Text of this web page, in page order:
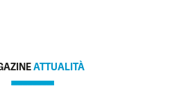
ATTUALITÀ